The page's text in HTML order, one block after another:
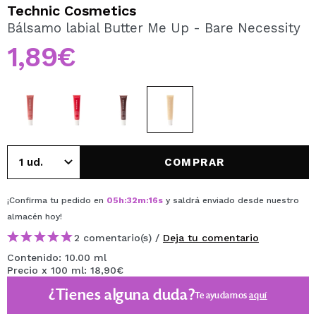
Al crear una cuenta en Maquillalia.com podrás realizar
tus compras rápidamente, revisar el estado de tus
pedidos y consultar tus operaciones anteriores.
CREAR CUENTA
Technic Cosmetics
Bálsamo labial Butter Me Up - Bare Necessity
1,89€
COMPRAR
¡Confirma tu pedido en 05h:32m:16s y saldrá enviado desde nuestro
almacén hoy!
2 comentario(s) / Deja tu comentario
Contenido: 10.00 ml
Precio x 100 ml: 18,90€
¿Tienes alguna duda?Te ayudamosaquí